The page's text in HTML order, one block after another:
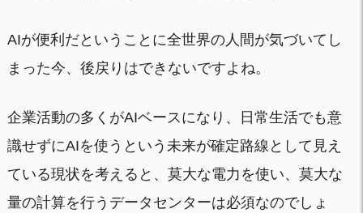
AIが便利だということに全世界の人間が気づいてし
まった今、後戻りはできないですよね。
企業活動の多くがAIベースになり、日常生活でも意
識せずにAIを使うという未来が確定路線として見え
ている現状を考えると、莫大な電力を使い、莫大な
量の計算を行うデータセンターは必須なのでしょ